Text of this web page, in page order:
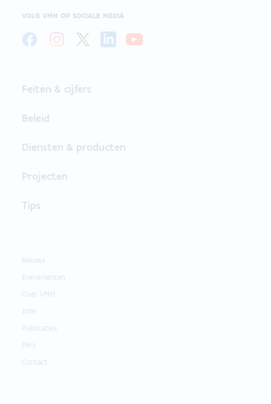
VOLG VMM OP SOCIALE MEDIA
Feiten & cijfers
Beleid
Diensten & producten
Projecten
Tips
Nieuws
Evenementen
Over VMM
Jobs
Publicaties
Pers
Contact